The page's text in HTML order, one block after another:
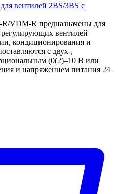
вентилей 2BS/3BS с
VDM-R предназначены для
вентилей
кондиционирования и
с двух-,
(0(2)–10 В или
и напряжением питания 24